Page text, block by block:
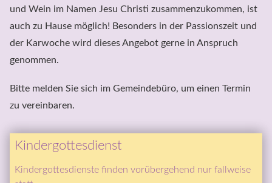
und Wein im Namen Jesu Christi zusammenzukommen, ist
auch zu Hause möglich! Besonders in der Passionszeit und
der Karwoche wird dieses Angebot gerne in Anspruch
genommen.
Bitte melden Sie sich im Gemeindebüro, um einen Termin
zu vereinbaren.
Kindergottesdienst
Kindergottesdienste finden vorübergehend nur fallweise